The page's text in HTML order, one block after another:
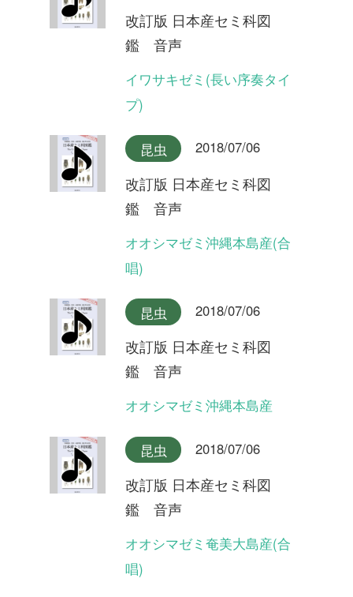
昆虫 2018/07/06
改訂版 日本産セミ科図
い序奏タイプ)
昆虫 2018/07/06
改訂版 日本産セミ科図
鑑 音声
昆虫
改訂版 日本産セミ科図
鑑 音声
ツクツクボウシ
昆虫 2018/07/06
改訂版 日本産セミ科図
鑑 音声
タイワンヒグラシ(合唱)
昆虫 2018/07/06
鑑 音声
タイワンヒグラシ